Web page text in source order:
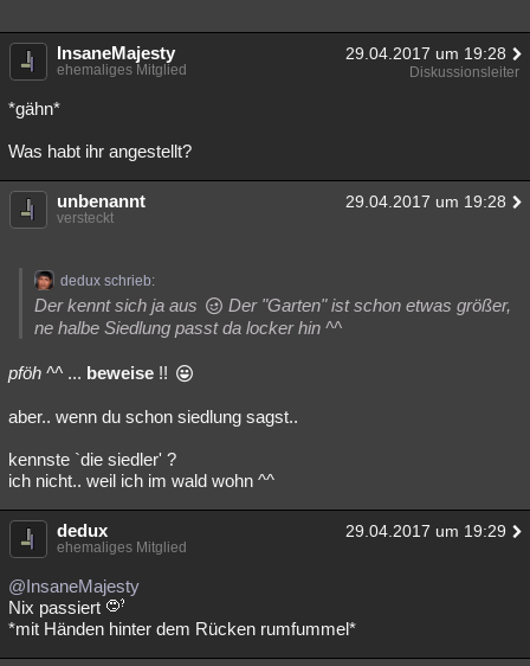
InsaneMajesty 29.04.2017 um 19:28
ehemaliges Mitglied Diskussionsleiter
*gähn*
Was habt ihr angestellt?
unbenannt 29.04.2017 um 19:28
versteckt
dedux schrieb:
Der kennt sich ja aus
Der "Garten" ist schon etwas größer,
ne halbe Siedlung passt da locker hin ^^
pföh ^^ ... beweise !!
aber.. wenn du schon siedlung sagst..
kennste `die siedler' ?
ich nicht.. weil ich im wald wohn ^^
dedux 29.04.2017 um 19:29
ehemaliges Mitglied
@InsaneMajesty
Nix passiert
*mit Händen hinter dem Rücken rumfummel*